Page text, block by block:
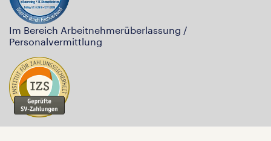
Im Bereich Arbeitnehmerüberlassung /
Personalvermittlung